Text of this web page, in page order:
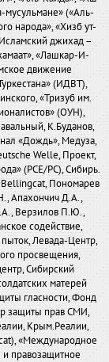
мусульмане» («Аль-
народа», «Хизб ут-
джихад –
«Лашкар-И-
движение
(ИДВТ),
«Тризуб им.
(ОУН),
К.Буданов,
«Дождь», Медуза,
Welle, Проект,
(PCE/PC), Сибирь.
Bellingcat, Пономарев
Апахончич Д.А.,
Верзилов П.Ю.,
содействие,
Левада-Центр,
просвещения,
Сибирский
матерей
гласности, Фонд
защиты прав СМИ,
Крым.Реалии,
«Международное
и правозащитное